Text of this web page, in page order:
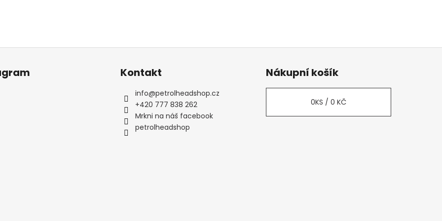
Kontakt
info@petrolheadshop.cz
+420 777 838 262
Mrkni na náš facebook
petrolheadshop
Nákupní košík
0KS / 0 KČ